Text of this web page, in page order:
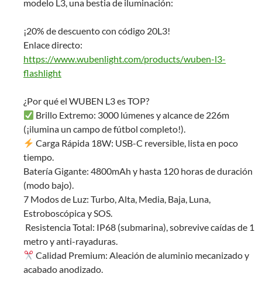
modelo L3, una bestia de iluminación:
¡20% de descuento con código 20L3!
Enlace directo:
https://www.wubenlight.com/products/wuben-l3-
flashlight
¿Por qué el WUBEN L3 es TOP?
Brillo Extremo: 3000 lúmenes y alcance de 226m
(¡ilumina un campo de fútbol completo!).
Carga Rápida 18W: USB-C reversible, lista en poco
tiempo.
Batería Gigante: 4800mAh y hasta 120 horas de duración
(modo bajo).
7 Modos de Luz: Turbo, Alta, Media, Baja, Luna,
Estroboscópica y SOS.
️ Resistencia Total: IP68 (submarina), sobrevive caídas de 1
metro y anti-rayaduras.
Calidad Premium: Aleación de aluminio mecanizado y
acabado anodizado.